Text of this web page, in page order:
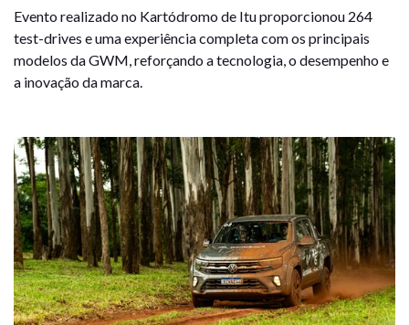
Evento realizado no Kartódromo de Itu proporcionou 264
test-drives e uma experiência completa com os principais
modelos da GWM, reforçando a tecnologia, o desempenho e
a inovação da marca.